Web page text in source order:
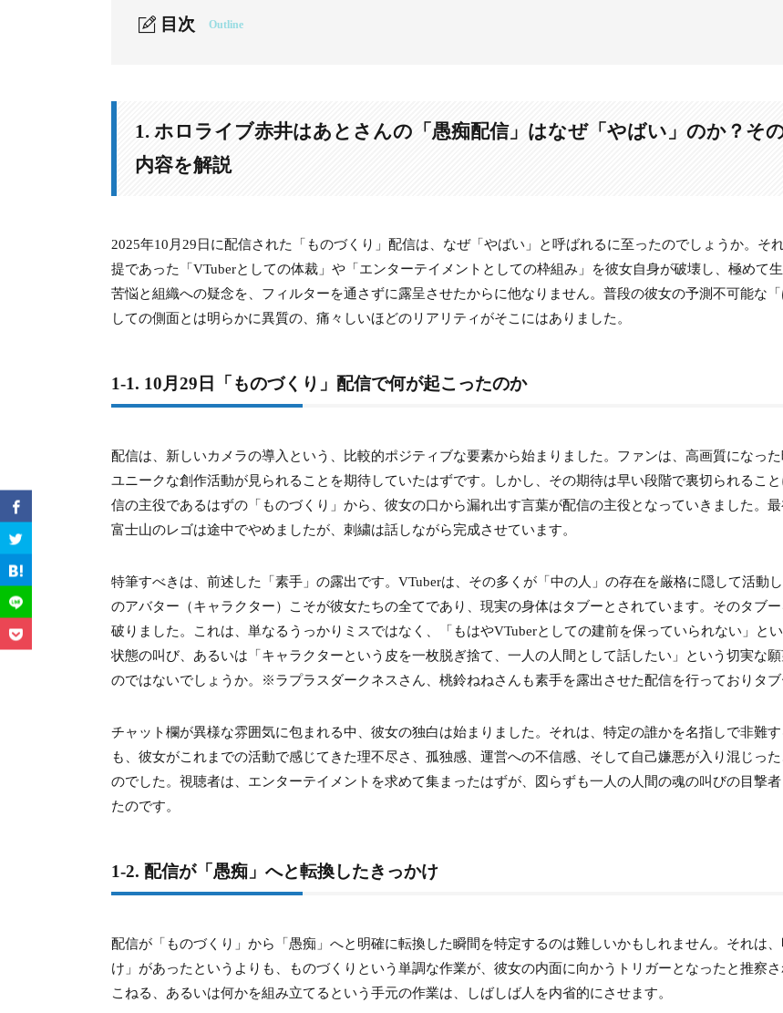
目次 Outline
1-2. 1-2. 配信が「愚痴」へと転換したきっかけ
1-3. 1-3. 「ブイチューバーをやめた」発言の真意は？
2. 赤井はあとさんが暴露したホロライブ内部の疑惑とは？具体的に何を言ったのか
2-1. 2-1. 「ノート」の存在と内部情報の暴露
2-3. 2-3. 潤羽るしあに言及「本当に悪いことしたの？」
3. 3. 「警察沙汰」や「隔離病棟」への入院も？赤井はあとさんが告白した衝撃の過去
3-1. 3-1. 3年前の「通報」事件の詳細
3-3. 3-3. 尿検査と隔離病棟への入院
3-5. 3-5. 警察や看護師に身元を明かす
4-1. 4-1. 「パーティーしてる人寒い」発言と派閥への嫌悪感
4-2. 4-2. 「稼ぎ頭」の優遇は不公平？格差への不満
4-4. 4-4. スタッフへの不信感「わざと泣いたんですか？」
4-6. 4-6. 紫咲シオンの案件に関する噂
5. 5. 赤井はあとさんはホロライブで「いじめ」や「疎外感」を感じていたのか？
1. ホロライブ赤井はあとさんの「愚痴配信」はなぜ「やばい」のか？そ
内容を解説
2025年10月29日に配信された「ものづくり」配信は、なぜ「やばい」と呼ばれるに至ったのでしょうか。そ
提であった「VTuberとしての体裁」や「エンターテイメントとしての枠組み」を彼女自身が破壊し、極めて
苦悩と組織への疑念を、フィルターを通さずに露呈させたからに他なりません。普段の彼女の予測不可能な
しての側面とは明らかに異質の、痛々しいほどのリアリティがそこにはありました。
1-1. 10月29日「ものづくり」配信で何が起こったのか
配信は、新しいカメラの導入という、比較的ポジティブな要素から始まりました。ファンは、高画質になっ
ユニークな創作活動が見られることを期待していたはずです。しかし、その期待は早い段階で裏切られるこ
信の主役であるはずの「ものづくり」から、彼女の口から漏れ出す言葉が配信の主役となっていきました。
富士山のレゴは途中でやめましたが、刺繍は話しながら完成させています。
特筆すべきは、前述した「素手」の露出です。VTuberは、その多くが「中の人」の存在を厳格に隠して活動
のアバター（キャラクター）こそが彼女たちの全てであり、現実の身体はタブーとされています。そのタブ
破りました。これは、単なるうっかりミスではなく、「もはやVTuberとしての建前を保っていられない」と
状態の叫び、あるいは「キャラクターという皮を一枚脱ぎ捨て、一人の人間として話したい」という切実な
のではないでしょうか。※ラプラスダークネスさん、桃鈴ねねさんも素手を露出させた配信を行っておりタブ
チャット欄が異様な雰囲気に包まれる中、彼女の独白は始まりました。それは、特定の誰かを名指しで非難す
も、彼女がこれまでの活動で感じてきた理不尽さ、孤独感、運営への不信感、そして自己嫌悪が入り混じっ
のでした。視聴者は、エンターテイメントを求めて集まったはずが、図らずも一人の人間の魂の叫びの目撃
たのです。
1-2. 配信が「愚痴」へと転換したきっかけ
配信が「ものづくり」から「愚痴」へと明確に転換した瞬間を特定するのは難しいかもしれません。それは
け」があったというよりも、ものづくりという単調な作業が、彼女の内面に向かうトリガーとなったと推察
こねる、あるいは何かを組み立てるという手元の作業は、しばしば人を内省的にさせます。